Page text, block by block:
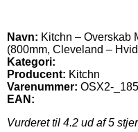
Navn: Kitchn – Overskab
(800mm, Cleveland –
Kategori:
Producent: Kitchn
Varenummer: OSX2-
EAN:
Vurderet til 4.2 ud af 5